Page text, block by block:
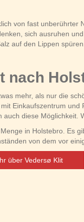
von fast unberührter
sich ausruhen
auf den Lippen
nach
mehr, als nur die
Einkaufszentrum
auch diese Möglichkeit.
in Holstebro. Es
von dem vor
über Vedersø Klit